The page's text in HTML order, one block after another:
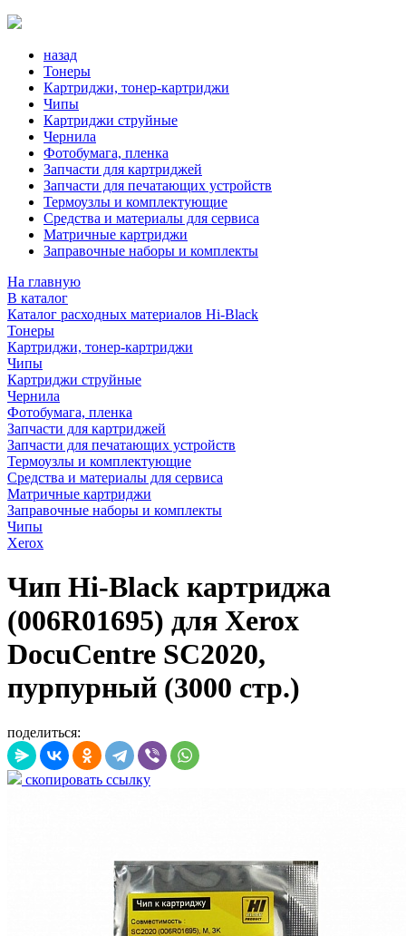
назад
Тонеры
Картриджи, тонер-картриджи
Чипы
Картриджи струйные
Чернила
Фотобумага, пленка
Запчасти для картриджей
Запчасти для печатающих устройств
Термоузлы и комплектующие
Средства и материалы для сервиса
Матричные картриджи
Заправочные наборы и комплекты
На главную
В каталог
Каталог расходных материалов Hi-Black
Тонеры
Картриджи, тонер-картриджи
Чипы
Картриджи струйные
Чернила
Фотобумага, пленка
Запчасти для картриджей
Запчасти для печатающих устройств
Термоузлы и комплектующие
Средства и материалы для сервиса
Матричные картриджи
Заправочные наборы и комплекты
Чипы
Xerox
Чип Hi-Black картриджа
(006R01695) для Xerox
DocuCentre SC2020,
пурпурный (3000 стр.)
поделиться:
скопировать ссылку